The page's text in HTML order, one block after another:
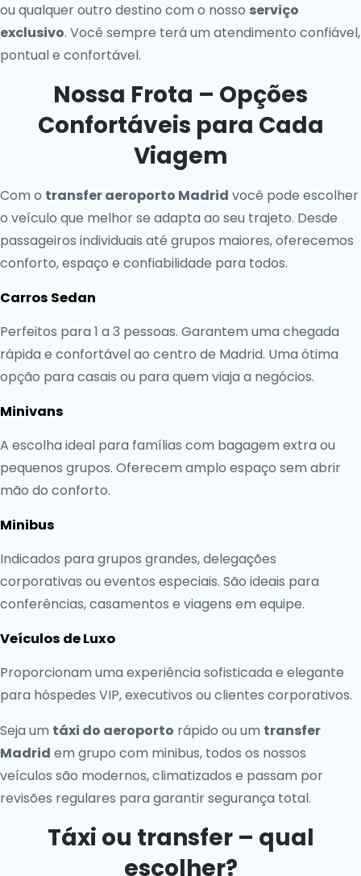
ou qualquer outro destino com o nosso serviço
exclusivo. Você sempre terá um atendimento confiável,
pontual e confortável.
Nossa Frota – Opções
Confortáveis para Cada
Viagem
Com o transfer aeroporto Madrid você pode escolher
o veículo que melhor se adapta ao seu trajeto. Desde
passageiros individuais até grupos maiores, oferecemos
conforto, espaço e confiabilidade para todos.
Carros Sedan
Perfeitos para 1 a 3 pessoas. Garantem uma chegada
rápida e confortável ao centro de Madrid. Uma ótima
opção para casais ou para quem viaja a negócios.
Minivans
A escolha ideal para famílias com bagagem extra ou
pequenos grupos. Oferecem amplo espaço sem abrir
mão do conforto.
Minibus
Indicados para grupos grandes, delegações
corporativas ou eventos especiais. São ideais para
conferências, casamentos e viagens em equipe.
Veículos de Luxo
Proporcionam uma experiência sofisticada e elegante
para hóspedes VIP, executivos ou clientes corporativos.
Seja um táxi do aeroporto rápido ou um transfer
Madrid em grupo com minibus, todos os nossos
veículos são modernos, climatizados e passam por
revisões regulares para garantir segurança total.
Táxi ou transfer – qual
escolher?